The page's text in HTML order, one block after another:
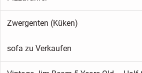
Zwergenten (Küken)
sofa zu Verkaufen